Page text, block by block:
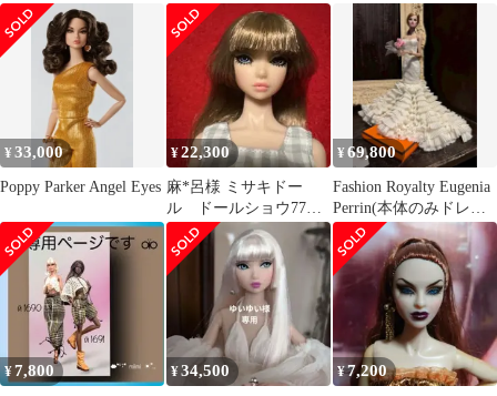
Harmony
用
¥33,000
Poppy Parker Angel Eyes
¥22,300
麻*呂様 ミサキドー
ル ドールショウ77
冬 美品 misaki
¥69,800
Fashion Royalty Eugenia
Perrin(本体のみドレス
着)
¥7,800 ¥34,500 ¥7,200